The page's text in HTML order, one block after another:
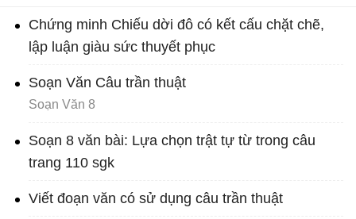
Chứng minh Chiếu dời đô có kết cấu chặt chẽ,
lập luận giàu sức thuyết phục
Soạn Văn Câu trần thuật
Soạn Văn 8
Soạn 8 văn bài: Lựa chọn trật tự từ trong câu
trang 110 sgk
Viết đoạn văn có sử dụng câu trần thuật